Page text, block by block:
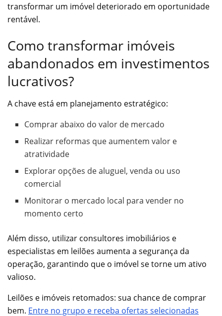
transformar um imóvel deteriorado em oportunidade
rentável.
Como transformar imóveis
abandonados em investimentos
lucrativos?
A chave está em planejamento estratégico:
Comprar abaixo do valor de mercado
Realizar reformas que aumentem valor e
atratividade
Explorar opções de aluguel, venda ou uso
comercial
Monitorar o mercado local para vender no
momento certo
Além disso, utilizar consultores imobiliários e
especialistas em leilões aumenta a segurança da
operação, garantindo que o imóvel se torne um ativo
valioso.
Leilões e imóveis retomados: sua chance de comprar
bem. Entre no grupo e receba ofertas selecionadas